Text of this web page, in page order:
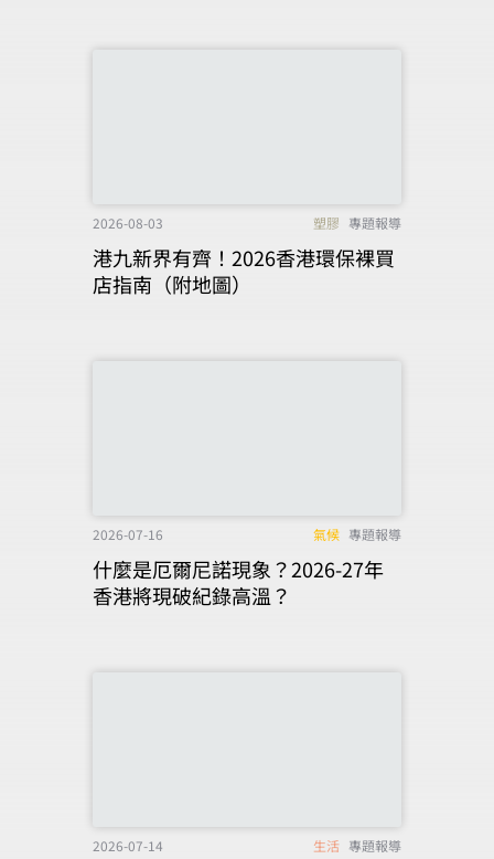
2026-08-03 塑膠 專題報導
港九新界有齊！2026香港環保裸買
店指南（附地圖）
2026-07-16 氣候 專題報導
什麼是厄爾尼諾現象？2026-27年
香港將現破紀錄高溫？
2026-07-14 生活 專題報導